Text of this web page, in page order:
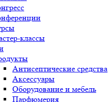
классы
Антисептические средства
Аксессуары
Оборудование и мебель
Парфюмерия